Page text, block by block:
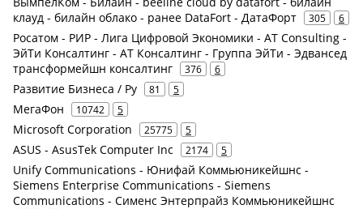
клауд - билайн облако - ранее DataFort - ДатаФорт
305 6
Росатом - РИР - Лига Цифровой Экономики - AT Consulting -
ЭйТи Консалтинг - АТ Консалтинг - Группа ЭйТи - Эдвансед
трансформейшн консалтинг
376 6
Развитие Бизнеса / Ру 81 5
МегаФон 10742 5
Microsoft Corporation 25775 5
ASUS - AsusTek Computer Inc 2174 5
Unify Communications - Юнифай Коммьюникейшнс -
Siemens Enterprise Communications - Siemens
Communications - Сименс Энтерпрайз Коммьюникейшнс